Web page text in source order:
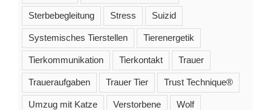
Sterbebegleitung Stress Suizid
Systemisches Tierstellen Tierenergetik
Tierkommunikation Tierkontakt Trauer
Traueraufgaben Trauer Tier Trust Technique®
Umzug mit Katze Verstorbene Wolf